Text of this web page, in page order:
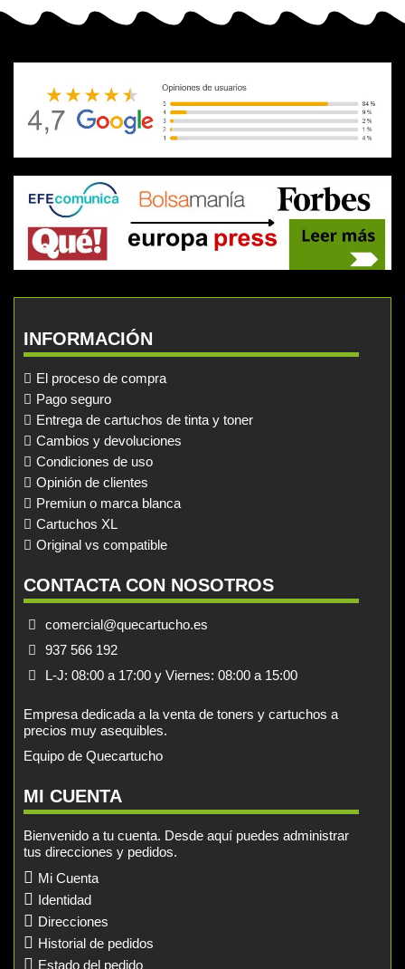
INFORMACIÓN
El proceso de compra
Pago seguro
Entrega de cartuchos de tinta y toner
Cambios y devoluciones
Condiciones de uso
Opinión de clientes
Premiun o marca blanca
Cartuchos XL
Original vs compatible
CONTACTA CON NOSOTROS
comercial@quecartucho.es
937 566 192
L-J: 08:00 a 17:00 y Viernes: 08:00 a 15:00
Empresa dedicada a la venta de toners y cartuchos a
precios muy asequibles.
Equipo de Quecartucho
MI CUENTA
Bienvenido a tu cuenta. Desde aquí puedes administrar
tus direcciones y pedidos.
Mi Cuenta
Identidad
Direcciones
Historial de pedidos
Estado del pedido